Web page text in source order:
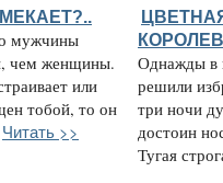
мужчины
чем женщины.
или
тобой, то он
Читать >>
Однажды в
решили
три ночи
достоин
Тугая